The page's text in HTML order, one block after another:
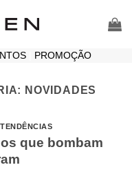
| PROMOÇÃO
NOVIDADES
TENDÊNCIAS
que bombam